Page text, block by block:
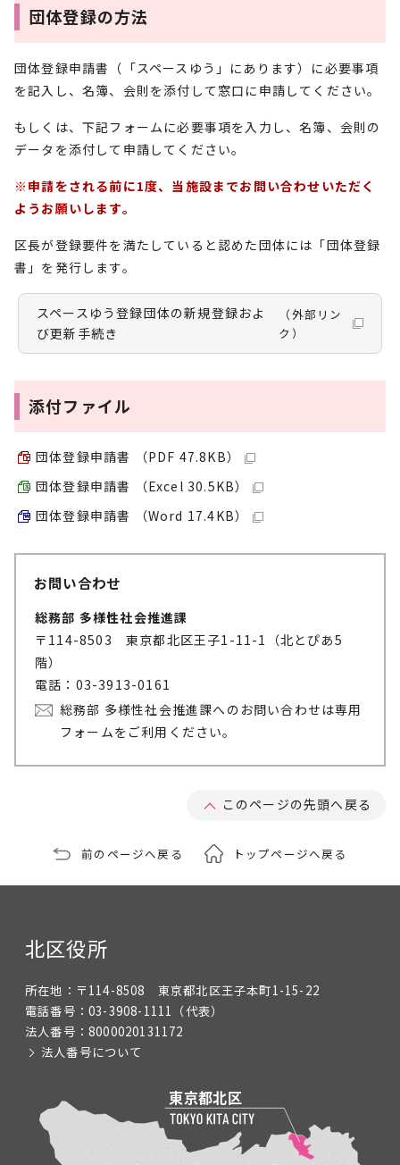
団体登録の方法
団体登録申請書（「スペースゆう」にあります）に必要事項
を記入し、名簿、会則を添付して窓口に申請してください。
もしくは、下記フォームに必要事項を入力し、名簿、会則の
データを添付して申請してください。
※申請をされる前に1度、当施設までお問い合わせいただく
ようお願いします。
区長が登録要件を満たしていると認めた団体には「団体登録
書」を発行します。
スペースゆう登録団体の新規登録およ
び更新手続き
（外部リン
ク）
添付ファイル
団体登録申請書 （PDF 47.8KB）
団体登録申請書 （Excel 30.5KB）
団体登録申請書 （Word 17.4KB）
お問い合わせ
総務部 多様性社会推進課
〒114-8503 東京都北区王子1-11-1（北とぴあ5
階）
電話：03-3913-0161
総務部 多様性社会推進課へのお問い合わせは専用
フォームをご利用ください。
このページの先頭へ戻る
前のページへ戻る トップページへ戻る
北区役所
所在地： 〒114-8508 東京都北区王子本町1-15-22
電話番号： 03-3908-1111 （代表）
法人番号： 8000020131172
法人番号について